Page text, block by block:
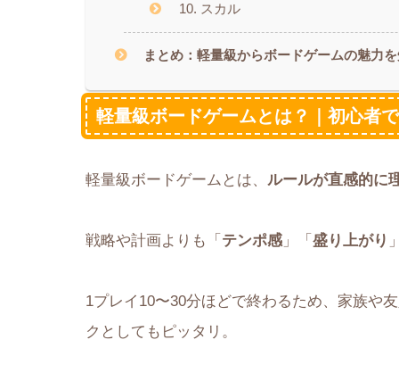
10. スカル
まとめ：軽量級からボードゲームの魅力
軽量級ボードゲームとは？｜初心者
軽量級ボードゲームとは、 ルールが直感的に
戦略や計画よりも「 テンポ感」「 盛り上がり
1プレイ10〜30分ほどで終わるため、家族や
クとしてもピッタリ。